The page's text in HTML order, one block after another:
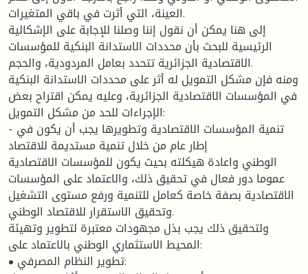
العينة، التي أثرت في باقي المتغيرات.
إلى هنا يمكن أن نقول إننا وصلنا للإجابة على الإشكالية
الرئيسية للبحث بأن محددات الاستدانة البنكية للمؤسسات
الاقتصادية الجزائرية تتحدد بعامل المردودية، والحجم.
ومنه فإن مشكل التمويل له أثر على محددات الاستدانة البنكية
في المؤسسات الاقتصادية الجزائرية، وعليه يمكن اقتراح بعض
الإجراءات للحد من مشكل التمويل:
- تنمية المؤسسات الاقتصادية وتطويرها يجب أن يكون في
إطار عام من خلال تنمية مستديمة للاقتصاد
الوطني واعادة هيكلته بحيث يكون للمؤسسات الاقتصادية
عموما دور فعال في تحقيق ذلك، والاعتماد على المؤسسات
الاقتصادية بصفة خاصة كعامل للتنمية ورفع مستوى التشغيل
وتحقيق الاستقرار للاقتصاد الوطني.
ولتحقيق ذلك يجب بذل مجهودات معتبرة لتطوير وتهيئة
المحيط الاستثماري الوطني بالاعتماد على:
• تطوير النظام المصرفي: